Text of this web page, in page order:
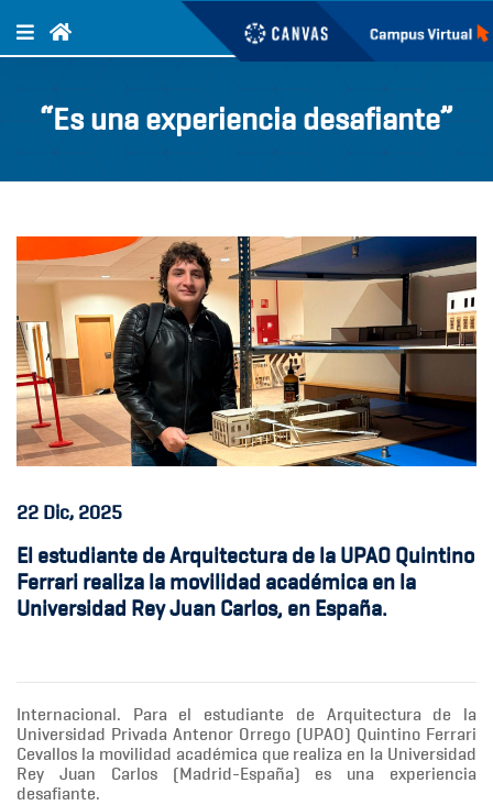
“Es una experiencia desafiante”
22 Dic, 2025
El estudiante de Arquitectura de la UPAO Quintino
Ferrari realiza la movilidad académica en la
Universidad Rey Juan Carlos, en España.
Internacional. Para el estudiante de Arquitectura de la
Universidad Privada Antenor Orrego (UPAO) Quintino Ferrari
Cevallos la movilidad académica que realiza en la Universidad
Rey Juan Carlos (Madrid-España) es una experiencia
desafiante.